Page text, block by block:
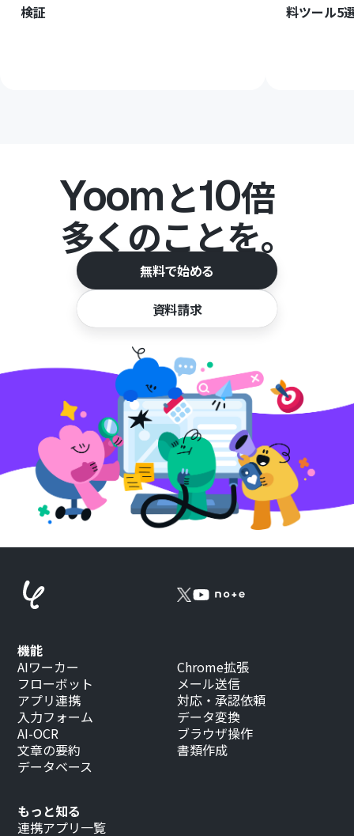
検証
料ツール5
Yoomと10倍
多くのことを。
無料で始める
資料請求
もっと知る
連携アプリ一覧
機能
AIワーカー
フローボット
アプリ連携
入力フォーム
AI-OCR
文章の要約
データベース
Chrome拡張
メール送信
対応・承認依頼
データ変換
ブラウザ操作
書類作成